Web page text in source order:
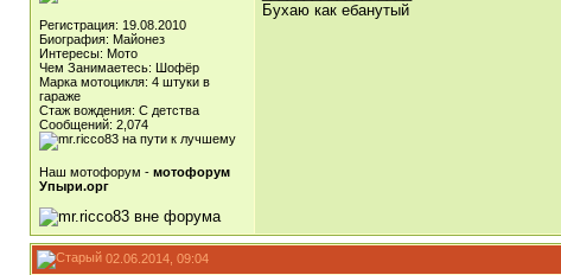
Регистрация: 19.08.2010
Биография: Майонез
Интересы: Мото
Чем Занимаетесь: Шофёр
Марка мотоцикля: 4 штуки в
гараже
Стаж вождения: C детства
Сообщений: 2,074
Наш мотофорум - мотофорум
Упыри.орг
Бухаю как ебанутый
02.06.2014, 09:04